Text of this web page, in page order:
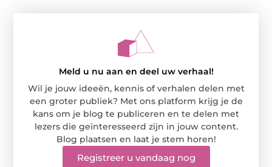
Meld u nu aan en deel uw verhaal!
Wil je jouw ideeën, kennis of verhalen delen met
een groter publiek? Met ons platform krijg je de
kans om je blog te publiceren en te delen met
lezers die geïnteresseerd zijn in jouw content.
Blog plaatsen en laat je stem horen!
Registreer u vandaag nog